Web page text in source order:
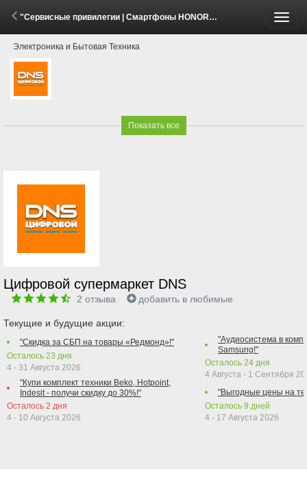
"Сервисные привилегии | Смартфоны HONOR 600 series" (28 Мая - 25 Июля 2026)
Электроника и Бытовая Техника
Показать все
Цифровой супермаркет DNS
2 отзыва добавить в любимые
Текущие и будущие акции:
"Скидка за СБП на товары «Редмонд»!"
Осталось 23 дня
4 - 31 Августа 2026
"Купи комплект техники Beko, Hotpoint,
Indesit - получи скидку до 30%!"
Осталось 2 дня
4 - 10 Августа 2026
"Аудиосистема в
Samsung!"
Осталось 24 дня
4 Августа - 1 Сентября
"Выгодные цены на
Осталось 9 дней
4 - 17 Августа 2026